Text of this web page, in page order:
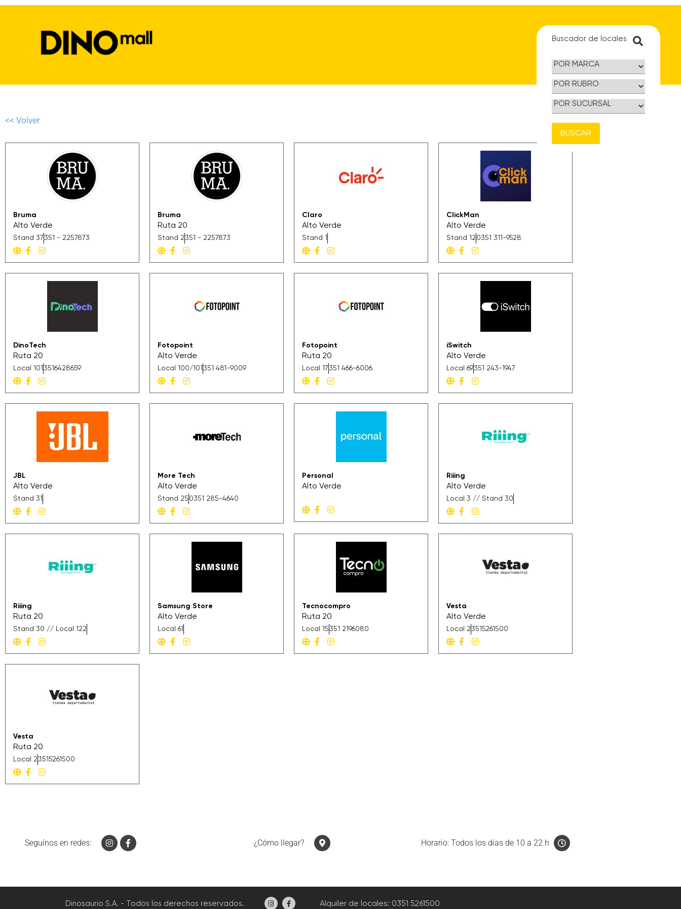
Buscador de locales
BUSCAR
<< Volver
Bruma
Alto Verde
Stand 37351 - 2257873
Bruma
Ruta 20
Stand 2351 - 2257873
Claro
Alto Verde
Stand 1
ClickMan
Alto Verde
Stand 120351 311-9528
DinoTech
Ruta 20
Local 101 3516428659
Fotopoint
Alto Verde
Local 100/101 351 481-9009
Fotopoint
Ruta 20
Local 17351 466-6006
iSwitch
Alto Verde
Local 69351 243-1947
JBL
Alto Verde
Stand 31
More Tech
Alto Verde
Stand 25 0351 285-4640
Personal
Alto Verde
Riiing
Alto Verde
Local 3 // Stand 30
Riiing
Ruta 20
Stand 30 // Local 122
Samsung Store
Alto Verde
Local 61
Tecnocompro
Ruta 20
Local 15351 2196080
Vesta
Alto Verde
Local 23515261500
Vesta
Ruta 20
Local 23515261500
Seguínos en redes: ¿Cómo llegar? Horario: Todos los días de 10 a 22 h
Dinosaurio S.A. - Todos los derechos reservados. Alquiler de locales: 0351 5261500